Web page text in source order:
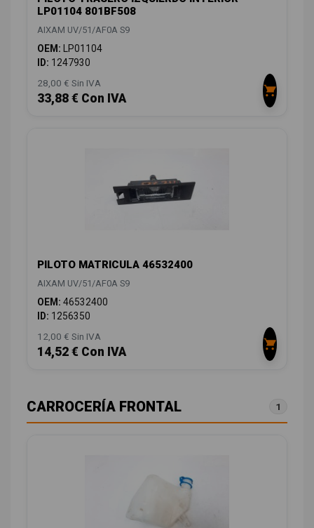
LP01104 801BF508
AIXAM UV/51/AF0A S9
OEM: LP01104
ID: 1247930
28,00 € Sin IVA
33,88 € Con IVA
PILOTO MATRICULA 46532400
AIXAM UV/51/AF0A S9
OEM: 46532400
ID: 1256350
12,00 € Sin IVA
14,52 € Con IVA
CARROCERÍA FRONTAL 1